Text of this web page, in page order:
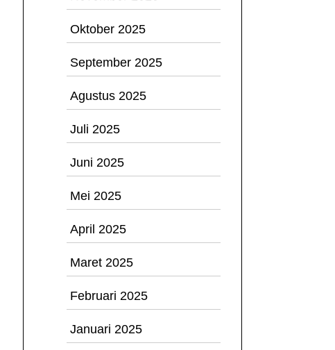
Oktober 2025
September 2025
Agustus 2025
Juli 2025
Juni 2025
Mei 2025
April 2025
Maret 2025
Februari 2025
Januari 2025